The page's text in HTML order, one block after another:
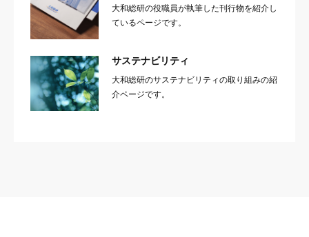
大和総研の役職員が執筆した刊行物を紹介し
ているページです。
サステナビリティ
大和総研のサステナビリティの取り組みの紹
介ページです。